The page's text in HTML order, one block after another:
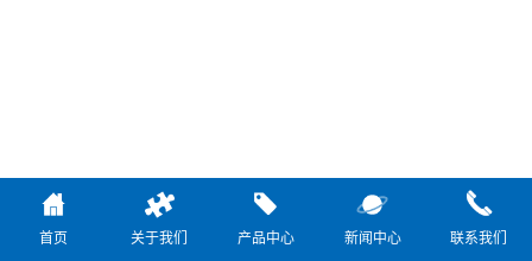
首页 关于我们 产品中心 新闻中心 联系我们